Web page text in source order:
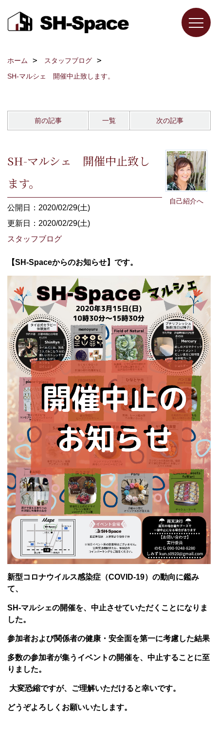
ホーム
スタッフブログ
SH-マルシェ 開催中止致します。
前の記事 一覧 次の記事
自己紹介へ
SH-マルシェ 開催中止致し
ます。
公開日：2020/02/29(土)
更新日：2020/02/29(土)
スタッフブログ
【SH-Spaceからのお知らせ】です。
新型コロナウイルス感染症（COVID-19）の動向に鑑み
て、
SH-マルシェの開催を、中止させていただくことになりま
した。
参加者および関係者の健康・安全面を第一に考慮した結果
多数の参加者が集うイベントの開催を、中止することに至
りました。
大変恐縮ですが、ご理解いただけると幸いです。
どうぞよろしくお願いいたします。